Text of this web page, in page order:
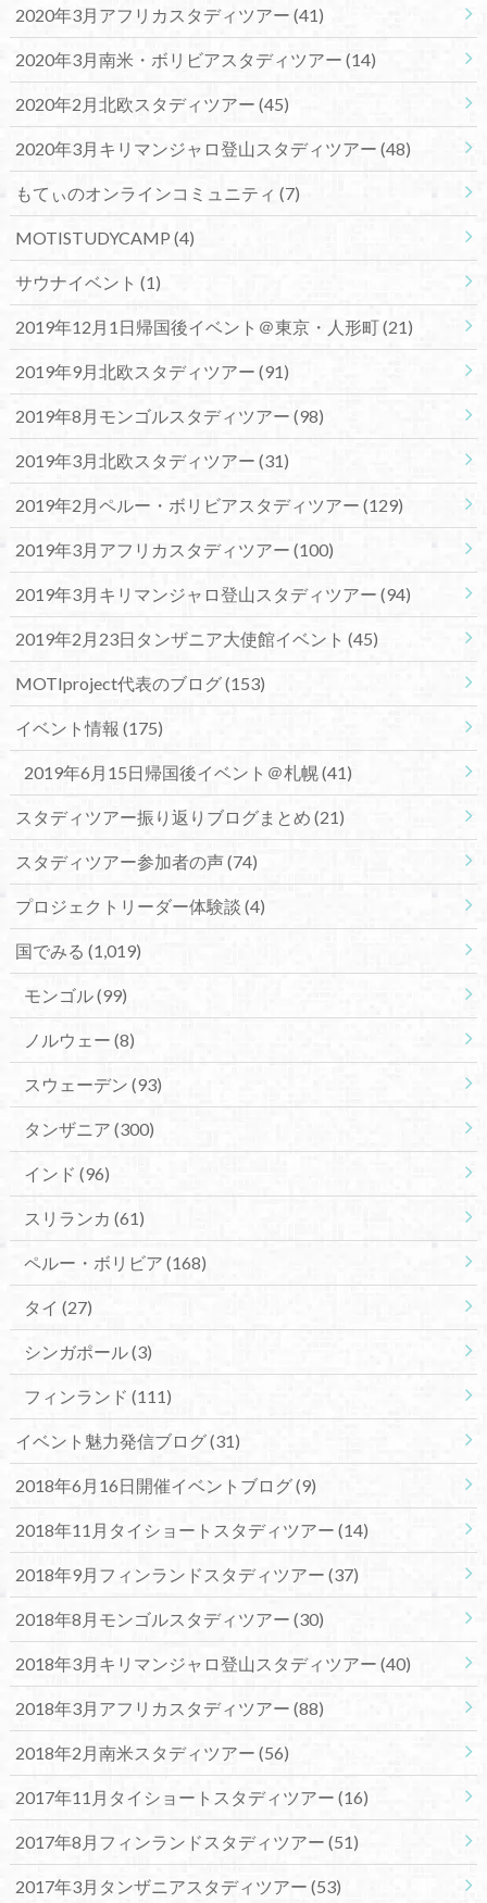
2020年3月アフリカスタディツアー (41)
2020年3月南米・ボリビアスタディツアー (14)
2020年2月北欧スタディツアー (45)
2020年3月キリマンジャロ登山スタディツアー (48)
もてぃのオンラインコミュニティ (7)
MOTISTUDYCAMP (4)
サウナイベント (1)
2019年12月1日帰国後イベント＠東京・人形町(21)
2019年9月北欧スタディツアー (91)
2019年8月モンゴルスタディツアー (98)
2019年3月北欧スタディツアー (31)
2019年2月ペルー・ボリビアスタディツアー (129)
2019年3月アフリカスタディツアー (100)
2019年3月キリマンジャロ登山スタディツアー (94)
2019年2月23日タンザニア大使館イベント (45)
MOTIproject代表のブログ(153)
イベント情報 (175)
2019年6月15日帰国後イベント＠札幌(41)
スタディツアー振り返りブログまとめ (21)
スタディツアー参加者の声(74)
プロジェクトリーダー体験談 (4)
国でみる (1,019)
モンゴル(99)
ノルウェー (8)
スウェーデン (93)
タンザニア (300)
インド (96)
スリランカ (61)
ペルー・ボリビア (168)
タイ (27)
シンガポール(3)
フィンランド (111)
イベント魅力発信ブログ(31)
2018年6月16日開催イベントブログ(9)
2018年11月タイショートスタディツアー (14)
2018年9月フィンランドスタディツアー (37)
2018年8月モンゴルスタディツアー (30)
2018年3月キリマンジャロ登山スタディツアー (40)
2018年3月アフリカスタディツアー (88)
2018年2月南米スタディツアー (56)
2017年11月タイショートスタディツアー (16)
2017年8月フィンランドスタディツアー (51)
2017年3月タンザニアスタディツアー (53)